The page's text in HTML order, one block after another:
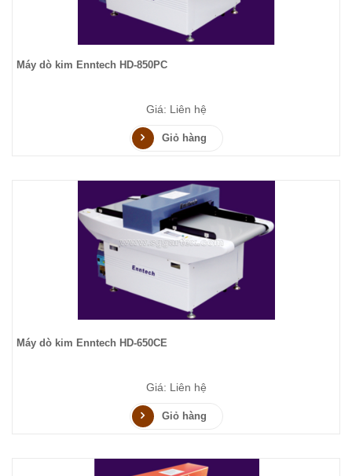
Máy dò kim Enntech HD-850PC
Giá: Liên hệ
Giỏ hàng
Máy dò kim Enntech HD-650CE
Giá: Liên hệ
Giỏ hàng